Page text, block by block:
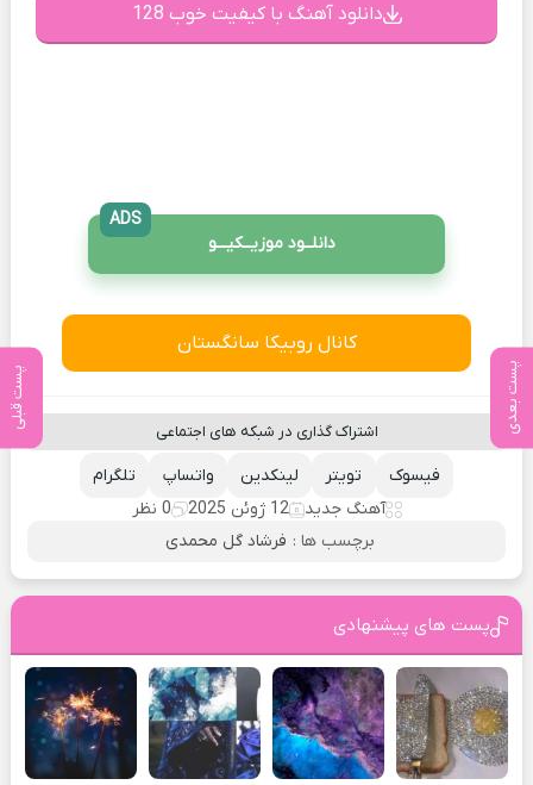
پست بعدی پست قبلی
دانلود آهنگ با کیفیت خوب 128
دانلــود موزیــکیـــو
ADS
کانال روبیکا سانگستان
اشتراک گذاری در شبکه های اجتماعی
تلگرام واتساپ لینکدین تویتر
فیسوک
آهنگ جدید
12 ژوئن 2025
0 نظر
برچسب ها : فرشاد گل محمدی
پست های پیشنهادی